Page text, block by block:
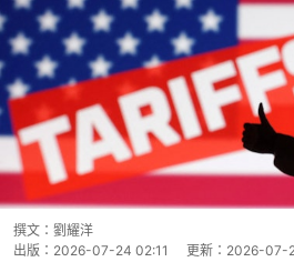
撰文： 劉耀洋
出版： 2026-07-24 02:11 更新： 2026-07-